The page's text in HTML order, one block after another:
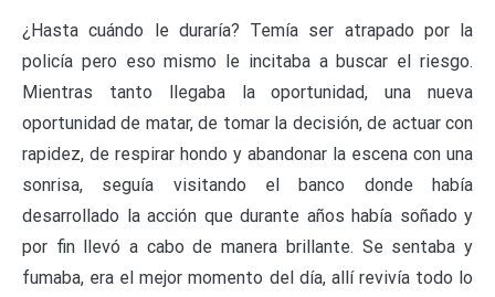
¿Hasta cuándo le duraría? Temía ser atrapado por la
policía pero eso mismo le incitaba a buscar el riesgo.
Mientras tanto llegaba la oportunidad, una nueva
oportunidad de matar, de tomar la decisión, de actuar con
rapidez, de respirar hondo y abandonar la escena con una
sonrisa, seguía visitando el banco donde había
desarrollado la acción que durante años había soñado y
por fin llevó a cabo de manera brillante. Se sentaba y
fumaba, era el mejor momento del día, allí revivía todo lo